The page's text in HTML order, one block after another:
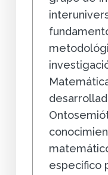
específico